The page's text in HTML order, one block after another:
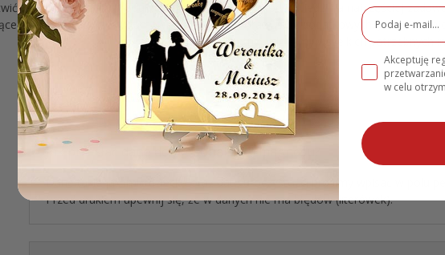
Ci wybór naszych produktów, przygotowaliśmy odpowiedzi na najczęściej
naszych produktów, zamówienia, dostawy oraz usług dodatkowych. Jeśli nie
nami – chętnie udzielimy wszelkich potrzebnych
Jak przesłać dane do personalizacji magnesu?
Dane takie jak imię dziecka oraz datę uroczystości prosimy wpisać w polu
Przed drukiem upewnij się, że w danych nie ma błędów (literówek).
Akceptuję
w celu